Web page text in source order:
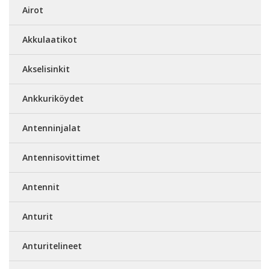
Airot
Akkulaatikot
Akselisinkit
Ankkuriköydet
Antenninjalat
Antennisovittimet
Antennit
Anturit
Anturitelineet